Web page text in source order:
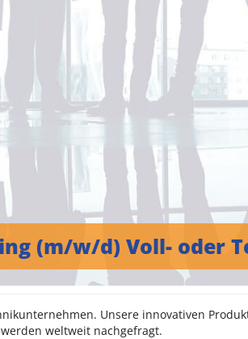
(m/w/d) Voll- oder
Unsere innovativen
weltweit nachgefragt.